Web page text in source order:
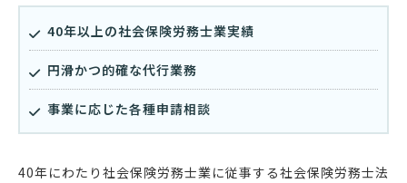
40年以上の社会保険労務士業実績
円滑かつ的確な代行業務
事業に応じた各種申請相談
40年にわたり社会保険労務士業に従事する社会保険労務士法